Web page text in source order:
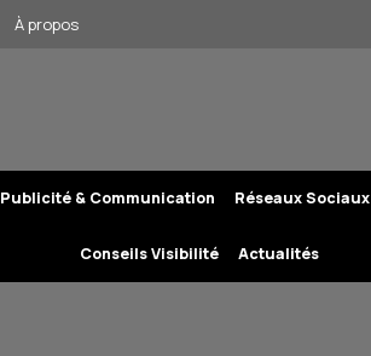
À propos
Publicité & Communication Réseaux Sociaux
Conseils Visibilité Actualités